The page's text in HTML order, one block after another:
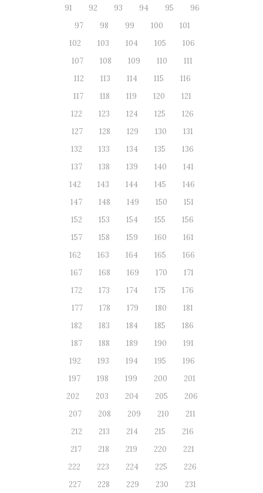
91
92 93 94 95
96
97
98 99 100
101
102
103 104 105
106
107
108 109 110
111
112
113 114 115
116
117
118 119 120
121
122
123 124 125
126
127
128 129 130
131
132
133 134 135
136
137
138 139 140
141
142
143 144 145
146
147
148 149 150
151
152
153 154 155
156
157
158 159 160
161
162
163 164 165
166
167
168 169 170
171
172
173 174 175
176
177
178 179 180
181
182
183 184 185
186
187
188 189 190
191
192
193 194 195
196
197
198 199 200
201
202
203 204 205
206
207
208 209 210
211
212
213 214 215
216
217
218 219 220
221
222
223 224 225
226
227
228 229 230
231